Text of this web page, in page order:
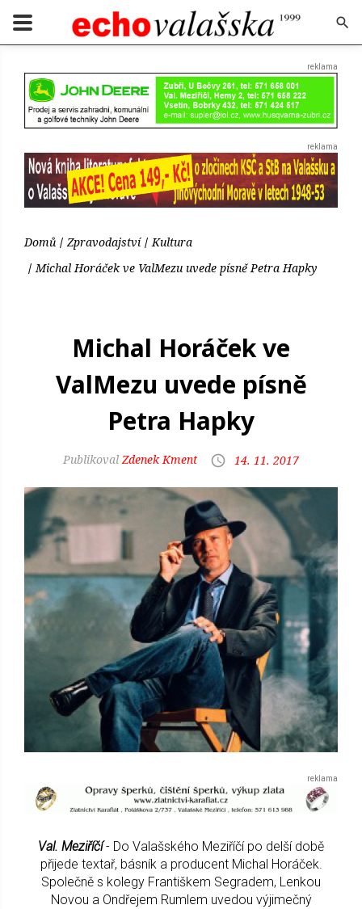
Domů Zpravodajství
Kultura
Michal Horáček ve ValMezu uvede písně Petra Hapky
Michal Horáček ve
ValMezu uvede písně
Petra Hapky
Zdenek Kment 14. 11. 2017
Val. Meziříčí - Do Valašského Meziříčí po delší době
přijede textař, básník a producent Michal Horáček.
Společně s kolegy Františkem Segradem, Lenkou
Novou a Ondřejem Rumlem uvedou výjimečný